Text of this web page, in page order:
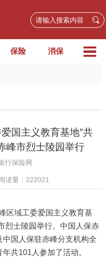
保险 消保
国主义教育基地”共
峰市烈士陵园举行
行保险网
读量：222021
区域工委爱国主义教育基
烈士陵园举行。中国人保赤
国人保驻赤峰分支机构全
共101人参加了活动。